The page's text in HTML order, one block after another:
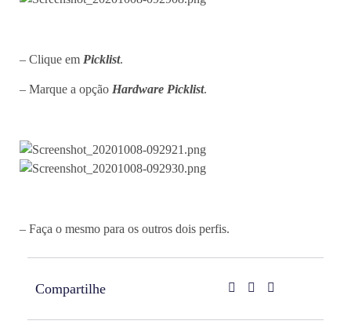
– Clique em Picklist.
– Marque a opção Hardware Picklist.
– Faça o mesmo para os outros dois perfis.
Compartilhe